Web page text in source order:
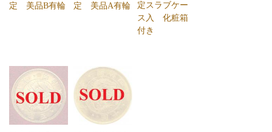
定 美品B有輪
定 美品A有輪
定スラブケー
ス入 化粧箱
付き